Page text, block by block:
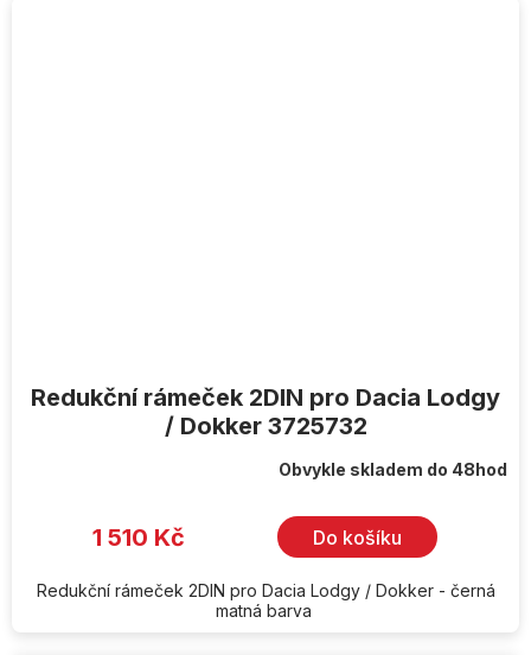
Redukční rámeček 2DIN pro Dacia Lodgy
/ Dokker 3725732
Obvykle skladem do 48hod
1 510 Kč Do košíku
Redukční rámeček 2DIN pro Dacia Lodgy / Dokker - černá
matná barva